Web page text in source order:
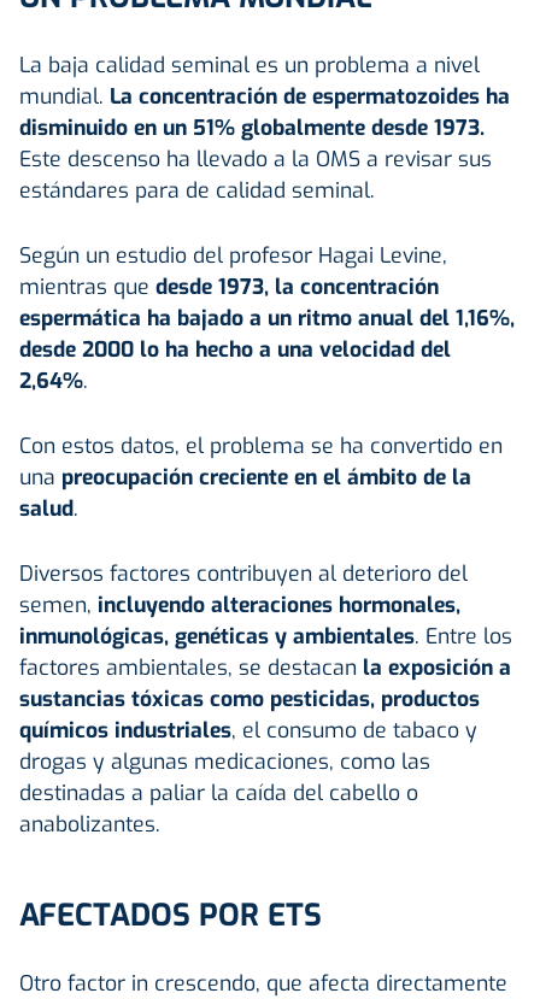
La baja calidad seminal es un problema a nivel
mundial. La concentración de espermatozoides ha
disminuido en un 51% globalmente desde 1973.
Este descenso ha llevado a la OMS a revisar sus
estándares para de calidad seminal.
Según un estudio del profesor Hagai Levine,
mientras que desde 1973, la concentración
espermática ha bajado a un ritmo anual del 1,16%,
desde 2000 lo ha hecho a una velocidad del
2,64%.
Con estos datos, el problema se ha convertido en
una preocupación creciente en el ámbito de la
salud.
Diversos factores contribuyen al deterioro del
semen, incluyendo alteraciones hormonales,
inmunológicas, genéticas y ambientales. Entre los
factores ambientales, se destacan la exposición a
sustancias tóxicas como pesticidas, productos
químicos industriales, el consumo de tabaco y
drogas y algunas medicaciones, como las
destinadas a paliar la caída del cabello o
anabolizantes.
AFECTADOS POR ETS
Otro factor in crescendo, que afecta directamente